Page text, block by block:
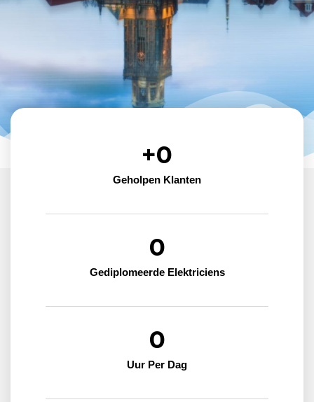
Geholpen Klanten
+0
Gediplomeerde Elektriciens
0
Uur Per Dag
0